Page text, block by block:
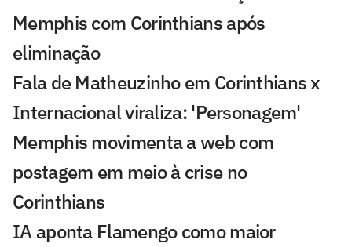
Memphis com Corinthians após
eliminação
Fala de Matheuzinho em Corinthians x
Internacional viraliza: 'Personagem'
Memphis movimenta a web com
postagem em meio à crise no
Corinthians
IA aponta Flamengo como maior